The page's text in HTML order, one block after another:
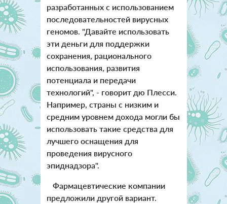
разработанных с использованием
последовательностей вирусных
геномов. "Давайте использовать
эти деньги для поддержки
сохранения, рационального
использования, развития
потенциала и передачи
технологий", - говорит дю Плесси.
Например, страны с низким и
средним уровнем дохода могли бы
использовать такие средства для
лучшего оснащения для
проведения вирусного
эпиднадзора".
Фармацевтические компании
предложили другой вариант.